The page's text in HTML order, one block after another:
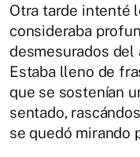
Otra tarde intenté
consideraba
desmesurados del
Estaba lleno de
que se sostenían
sentado,
se quedó mirando